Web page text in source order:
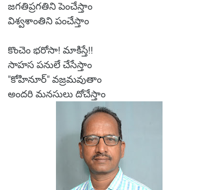
జగతిప్రగతిని పెంచేస్తాం
విశ్వశాంతిని పంచేస్తాం
కొంచెం భరోసా! మాకిస్తే!!
సాహస పనులే చేసేస్తాం
"కోహినూర్" వజ్రమవుతాం
అందరి మనసులు దోచేస్తాం